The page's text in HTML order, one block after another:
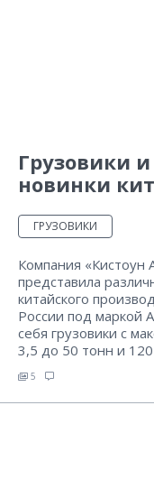
Грузовики
новинки
ГРУЗОВИКИ
Компания «Кистоун
представила
китайского
России под маркой
себя грузовики с
3,5 до 50 тонн и
5